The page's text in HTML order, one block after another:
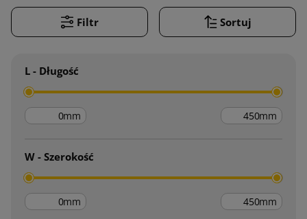
Filtr Sortuj
L - Długość
mm mm
W - Szerokość
mm mm